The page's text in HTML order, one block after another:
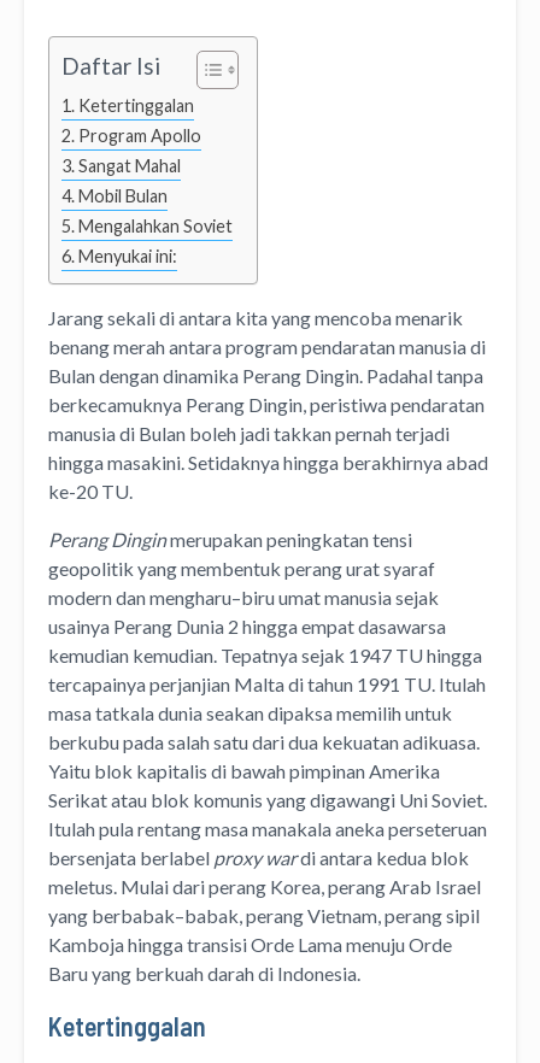
Daftar Isi
Ketertinggalan
Program Apollo
Sangat Mahal
Mobil Bulan
Mengalahkan Soviet
Menyukai ini:
Jarang sekali di antara kita yang mencoba menarik
benang merah antara program pendaratan manusia di
Bulan dengan dinamika Perang Dingin. Padahal tanpa
berkecamuknya Perang Dingin, peristiwa pendaratan
manusia di Bulan boleh jadi takkan pernah terjadi
hingga masakini. Setidaknya hingga berakhirnya abad
ke-20 TU.
Perang Dinginmerupakan peningkatan tensi
geopolitik yang membentuk perang urat syaraf
modern dan mengharu–biru umat manusia sejak
usainya Perang Dunia 2 hingga empat dasawarsa
kemudian kemudian. Tepatnya sejak 1947 TU hingga
tercapainya perjanjian Malta di tahun 1991 TU. Itulah
masa tatkala dunia seakan dipaksa memilih untuk
berkubu pada salah satu dari dua kekuatan adikuasa.
Yaitu blok kapitalis di bawah pimpinan Amerika
Serikat atau blok komunis yang digawangi Uni Soviet.
Itulah pula rentang masa manakala aneka perseteruan
bersenjata berlabel proxy wardi antara kedua blok
meletus. Mulai dari perang Korea, perang Arab Israel
yang berbabak–babak, perang Vietnam, perang sipil
Kamboja hingga transisi Orde Lama menuju Orde
Baru yang berkuah darah di Indonesia.
Ketertinggalan